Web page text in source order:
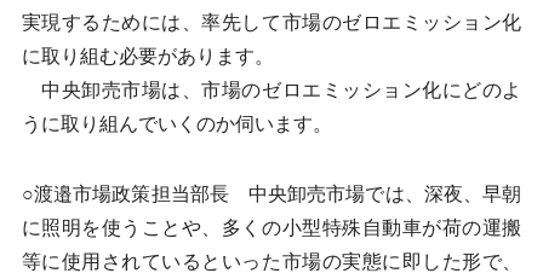
実現するためには、率先して市場のゼロエミッション化
に取り組む必要があります。
中央卸売市場は、市場のゼロエミッション化にどのよ
うに取り組んでいくのか伺います。
○渡邉市場政策担当部長 中央卸売市場では、深夜、早朝
に照明を使うことや、多くの小型特殊自動車が荷の運搬
等に使用されているといった市場の実態に即した形で、